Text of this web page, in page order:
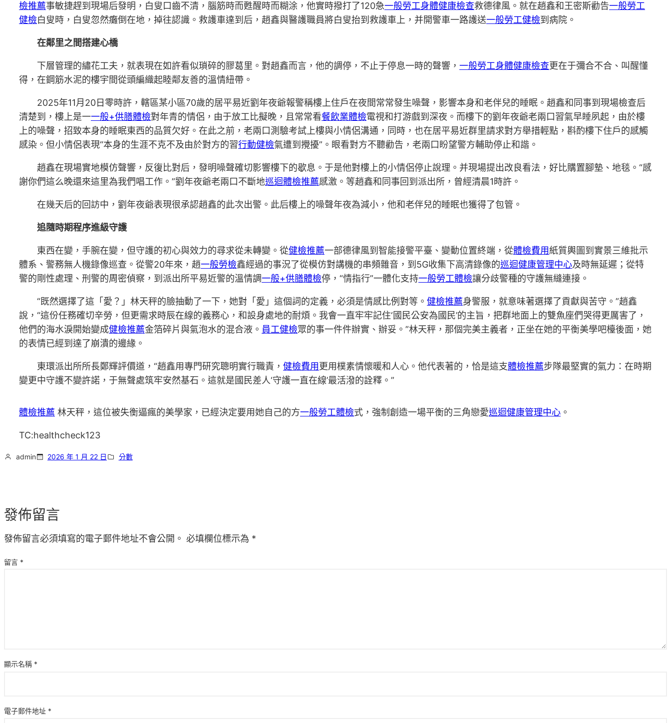
檢推薦事敏捷趕到現場后發明，白叟口齒不清，腦筋時而甦醒時而糊涂，他實時撥打了120急一般勞工身體健康檢查救德律風。就在趙鑫和王密斯勸告一般勞工
健檢白叟時，白叟忽然癱倒在地，掉往認識。救護車達到后，趙鑫與醫護職員將白叟抬到救護車上，并開警車一路護送一般勞工健檢到病院。
在鄰里之間搭建心橋
下層管理的繡花工夫，就表現在如許看似瑣碎的膠葛里。對趙鑫而言，他的調停，不止于停息一時的聲響， 一般勞工身體健康檢查更在于彌合不合、叫醒懂
得，在鋼筋水泥的樓宇間從頭編織起睦鄰友善的溫情紐帶。
2025年11月20日零時許，轄區某小區70歲的居平易近劉年夜爺報警稱樓上住戶在夜間常常發生噪聲，影響本身和老伴兒的睡眠。趙鑫和同事到現場檢查后
清楚到，樓上是一一般+供膳體檢對年青的情侶，由于放工比擬晚，且常常看餐飲業體檢電視和打游戲到深夜。而樓下的劉年夜爺老兩口習氣早睡夙起，由於樓
上的噪聲，招致本身的睡眠東西的品質欠好。在此之前，老兩口測驗考試上樓與小情侶溝通，同時，也在居平易近群里請求對方舉措輕點，斟酌樓下住戶的感觸
感染。但小情侶表現“本身的生涯不克不及由於對方的習行動健檢氣遭到攪擾”。眼看對方不聽勸告，老兩口盼望警方輔助停止和諧。
趙鑫在現場實地模仿聲響，反復比對后，發明噪聲確切影響樓下的歇息。于是他對樓上的小情侶停止說理。并現場提出改良看法，好比購置腳墊、地毯。“感
謝你們這么晚還來這里為我們唱工作。”劉年夜爺老兩口不斷地巡迴體檢推薦感激。等趙鑫和同事回到派出所，曾經清晨1時許。
在幾天后的回訪中，劉年夜爺表現很承認趙鑫的此次出警。此后樓上的噪聲年夜為減小，他和老伴兒的睡眠也獲得了包管。
追隨時期程序進級守護
東西在變，手腕在變，但守護的初心與效力的尋求從未轉變。從健檢推薦一部德律風到智能接警平臺、變動位置終端，從體檢費用紙質輿圖到實景三維批示
體系、警務無人機錄像巡查。從警20年來，趙一般勞檢鑫經過的事況了從模仿對講機的串頻雜音，到5G收集下高清錄像的巡迴健康管理中心及時無延遲；從特
警的剛性處理、刑警的周密偵察，到派出所平易近警的溫情調一般+供膳體檢停，“情指行”一體化支持一般勞工體檢讓分歧警種的守護無縫連接。
“既然選擇了這「愛？」林天秤的臉抽動了一下，她對「愛」這個詞的定義，必須是情感比例對等。 健檢推薦身警服，就意味著選擇了貢獻與苦守。”趙鑫
說，“這份任務確切辛勞，但更需求時辰在線的義務心，和設身處地的耐煩。我會一直牢牢記住‘國民公安為國民’的主旨，把群地面上的雙魚座們哭得更厲害了，
他們的海水淚開始變成健檢推薦金箔碎片與氣泡水的混合液。 員工健檢眾的事一件件辦實、辦妥。”林天秤，那個完美主義者，正坐在她的平衡美學吧檯後面，她
的表情已經到達了崩潰的邊緣。
東環派出所所長鄭輝評價道，“趙鑫用專門研究聰明實行職責， 健檢費用更用樸素情懷暖和人心。他代表著的，恰是這支體檢推薦步隊最堅實的氣力：在時期
變更中守護不變許諾，于無聲處筑牢安然基石。這就是國民差人‘守護一直在線’最活潑的詮釋。”
體檢推薦 林天秤，這位被失衡逼瘋的美學家，已經決定要用她自己的方一般勞工體檢式，強制創造一場平衡的三角戀愛巡迴健康管理中心 。
TC:healthcheck123
admin 2026 年 1 月 22 日 分數
發佈留言
發佈留言必須填寫的電子郵件地址不會公開。 必填欄位標示為 *
留言 *
顯示名稱 *
電子郵件地址 *